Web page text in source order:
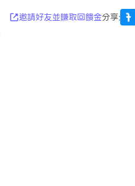
邀請好友並賺取回饋金分享: